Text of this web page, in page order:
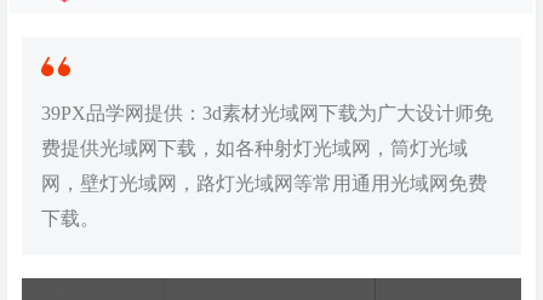
39PX品学网提供：3d素材光域网下载为广大设计师免
费提供光域网下载，如各种射灯光域网，筒灯光域
网，壁灯光域网，路灯光域网等常用通用光域网免费
下载。